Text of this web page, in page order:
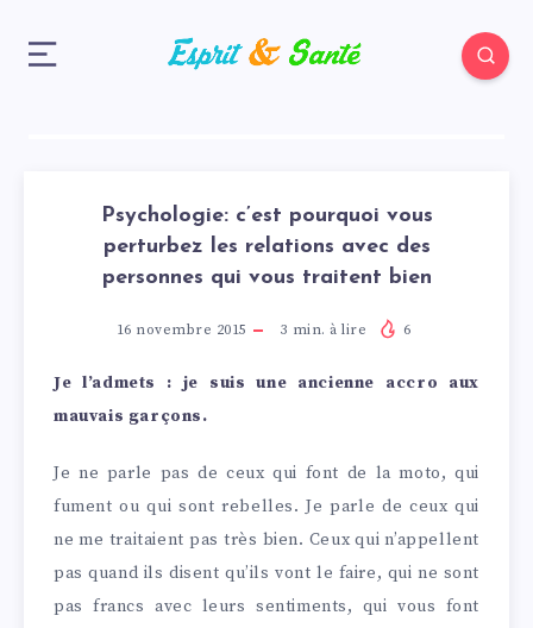
Psychologie: c’est pourquoi vous
perturbez les relations avec des
personnes qui vous traitent bien
16 novembre 2015 3 min. à lire 6
Je l’admets : je suis une ancienne accro aux
mauvais garçons.
Je ne parle pas de ceux qui font de la moto, qui
fument ou qui sont rebelles. Je parle de ceux qui
ne me traitaient pas très bien. Ceux qui n’appellent
pas quand ils disent qu’ils vont le faire, qui ne sont
pas francs avec leurs sentiments, qui vous font